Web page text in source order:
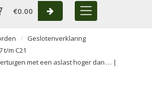
€0.00
Geslotenverklaring
t/m C21
met een aslast hoger dan … |